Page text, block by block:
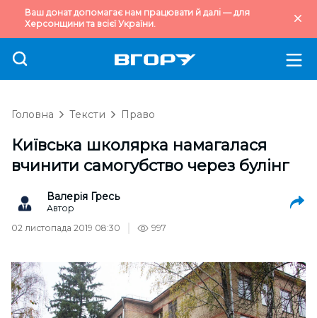
Ваш донат допомагає нам працювати й далі — для
Херсонщини та всієї України.
Головна Тексти Право
Київська школярка намагалася
вчинити самогубство через булінг
Валерія Гресь
Автор
02 листопада 2019 08:30
997